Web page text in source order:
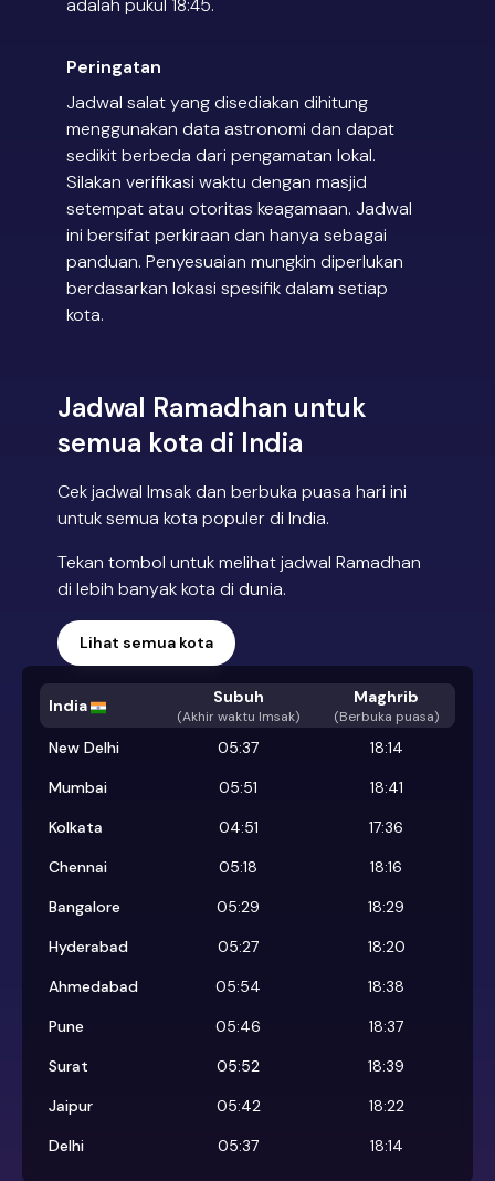
adalah pukul 18:45.
Peringatan
Jadwal salat yang disediakan dihitung
menggunakan data astronomi dan dapat
sedikit berbeda dari pengamatan lokal.
Silakan verifikasi waktu dengan masjid
setempat atau otoritas keagamaan. Jadwal
ini bersifat perkiraan dan hanya sebagai
panduan. Penyesuaian mungkin diperlukan
berdasarkan lokasi spesifik dalam setiap
kota.
Jadwal Ramadhan untuk
semua kota di India
Cek jadwal Imsak dan berbuka puasa hari ini
untuk semua kota populer di India.
Tekan tombol untuk melihat jadwal Ramadhan
di lebih banyak kota di dunia.
Lihat semua kota
India Subuh
(Akhir waktu Imsak)
Maghrib
(Berbuka puasa)
New Delhi 05:37
18:14
Mumbai
05:51
18:41
Kolkata
04:51
17:36
Chennai
05:18
18:16
Bangalore
05:29
18:29
Hyderabad
05:27
18:20
Ahmedabad
05:54
18:38
Pune
05:46
18:37
Surat
05:52
18:39
Jaipur
05:42
18:22
Delhi
05:37 18:14